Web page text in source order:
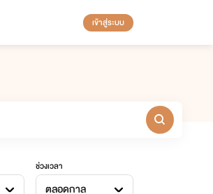
เข้าสู่ระบบ
ช่วงเวลา
ตลอดกาล